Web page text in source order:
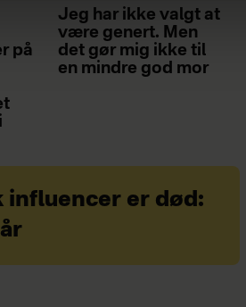
på
Jeg har ikke valgt at
være genert. Men
det gør mig ikke til
en mindre god mor
influencer er død: